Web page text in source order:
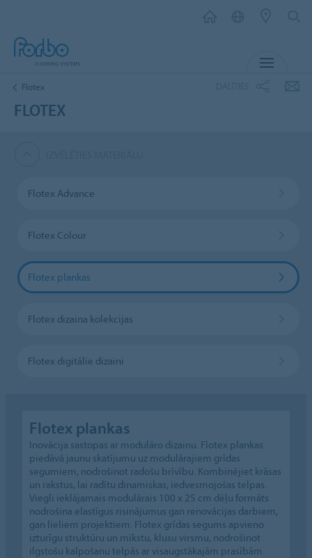
Flotex
FLOTEX
Flotex Advance
Flotex Colour
Flotex plankas
Flotex dizaina kolekcijas
Flotex digitālie dizaini
Flotex plankas
Inovācija sastopas ar modulāro dizainu. Flotex plankas
piedāvā jaunu skatījumu uz modulārajiem grīdas
segumiem, nodrošinot radošu brīvību. Kombinējiet krāsas
un rakstus, lai radītu dinamiskas, iedvesmojošas telpas.
Viegli ieklājamais modulārais 100 x 25 cm dēļu formāts
nodrošina elastīgus risinājumus gan renovācijas darbiem,
gan lieliem projektiem. Flotex grīdas segums apvieno
izturīgu struktūru un mīkstu, klusu virsmu, nodrošinot
ilgstošu kalpošanu telpās ar visaugstākajām prasībām.